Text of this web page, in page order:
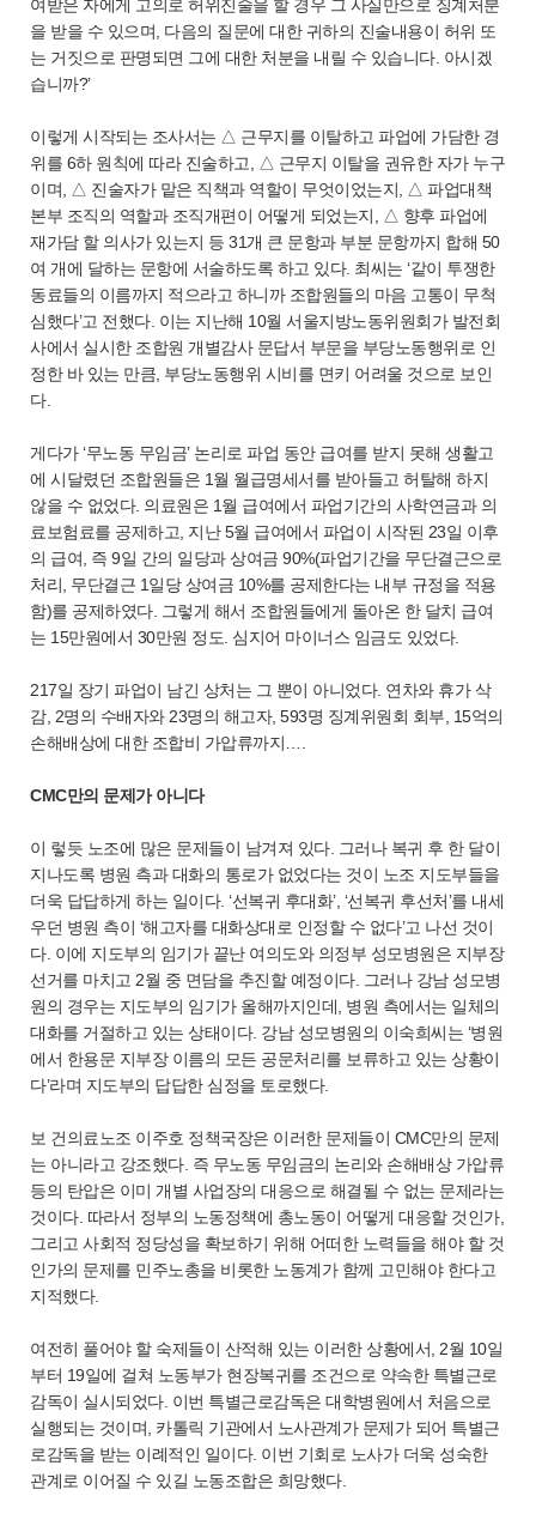
여받은 자에게 고의로 허위진술을 할 경우 그 사실만으로 징계처분
을 받을 수 있으며, 다음의 질문에 대한 귀하의 진술내용이 허위 또
는 거짓으로 판명되면 그에 대한 처분을 내릴 수 있습니다. 아시겠
습니까?’
이렇게 시작되는 조사서는 △ 근무지를 이탈하고 파업에 가담한 경
위를 6하 원칙에 따라 진술하고, △ 근무지 이탈을 권유한 자가 누구
이며, △ 진술자가 맡은 직책과 역할이 무엇이었는지, △ 파업대책
본부 조직의 역할과 조직개편이 어떻게 되었는지, △ 향후 파업에
재가담 할 의사가 있는지 등 31개 큰 문항과 부분 문항까지 합해 50
여 개에 달하는 문항에 서술하도록 하고 있다. 최씨는 ‘같이 투쟁한
동료들의 이름까지 적으라고 하니까 조합원들의 마음 고통이 무척
심했다’고 전했다. 이는 지난해 10월 서울지방노동위원회가 발전회
사에서 실시한 조합원 개별감사 문답서 부문을 부당노동행위로 인
정한 바 있는 만큼, 부당노동행위 시비를 면키 어려울 것으로 보인
다.
게다가 ‘무노동 무임금’ 논리로 파업 동안 급여를 받지 못해 생활고
에 시달렸던 조합원들은 1월 월급명세서를 받아들고 허탈해 하지
않을 수 없었다. 의료원은 1월 급여에서 파업기간의 사학연금과 의
료보험료를 공제하고, 지난 5월 급여에서 파업이 시작된 23일 이후
의 급여, 즉 9일 간의 일당과 상여금 90%(파업기간을 무단결근으로
처리, 무단결근 1일당 상여금 10%를 공제한다는 내부 규정을 적용
함)를 공제하였다. 그렇게 해서 조합원들에게 돌아온 한 달치 급여
는 15만원에서 30만원 정도. 심지어 마이너스 임금도 있었다.
217일 장기 파업이 남긴 상처는 그 뿐이 아니었다. 연차와 휴가 삭
감, 2명의 수배자와 23명의 해고자, 593명 징계위원회 회부, 15억의
손해배상에 대한 조합비 가압류까지….
CMC만의 문제가 아니다
이 렇듯 노조에 많은 문제들이 남겨져 있다. 그러나 복귀 후 한 달이
지나도록 병원 측과 대화의 통로가 없었다는 것이 노조 지도부들을
더욱 답답하게 하는 일이다. ‘선복귀 후대화’, ‘선복귀 후선처’를 내세
우던 병원 측이 ‘해고자를 대화상대로 인정할 수 없다’고 나선 것이
다. 이에 지도부의 임기가 끝난 여의도와 의정부 성모병원은 지부장
선거를 마치고 2월 중 면담을 추진할 예정이다. 그러나 강남 성모병
원의 경우는 지도부의 임기가 올해까지인데, 병원 측에서는 일체의
대화를 거절하고 있는 상태이다. 강남 성모병원의 이숙희씨는 ‘병원
에서 한용문 지부장 이름의 모든 공문처리를 보류하고 있는 상황이
다’라며 지도부의 답답한 심정을 토로했다.
보 건의료노조 이주호 정책국장은 이러한 문제들이 CMC만의 문제
는 아니라고 강조했다. 즉 무노동 무임금의 논리와 손해배상 가압류
등의 탄압은 이미 개별 사업장의 대응으로 해결될 수 없는 문제라는
것이다. 따라서 정부의 노동정책에 총노동이 어떻게 대응할 것인가,
그리고 사회적 정당성을 확보하기 위해 어떠한 노력들을 해야 할 것
인가의 문제를 민주노총을 비롯한 노동계가 함께 고민해야 한다고
지적했다.
여전히 풀어야 할 숙제들이 산적해 있는 이러한 상황에서, 2월 10일
부터 19일에 걸쳐 노동부가 현장복귀를 조건으로 약속한 특별근로
감독이 실시되었다. 이번 특별근로감독은 대학병원에서 처음으로
실행되는 것이며, 카톨릭 기관에서 노사관계가 문제가 되어 특별근
로감독을 받는 이례적인 일이다. 이번 기회로 노사가 더욱 성숙한
관계로 이어질 수 있길 노동조합은 희망했다.